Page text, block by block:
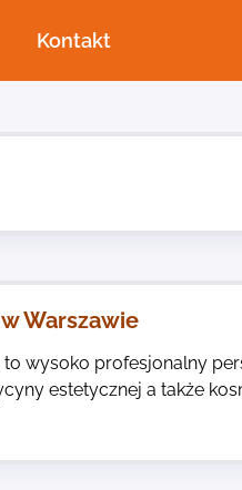
Kontakt
Warszawie
wysoko profesjonalny
estetycznej a także